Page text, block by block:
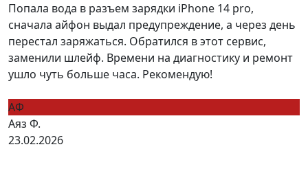
Попала вода в разъем зарядки iPhone 14 pro,
сначала айфон выдал предупреждение, а через день
перестал заряжаться. Обратился в этот сервис,
заменили шлейф. Времени на диагностику и ремонт
ушло чуть больше часа. Рекомендую!
АФ
Аяз Ф.
23.02.2026